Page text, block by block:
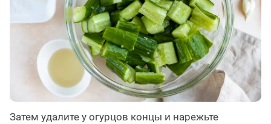
Затем удалите у огурцов концы и нарежьте